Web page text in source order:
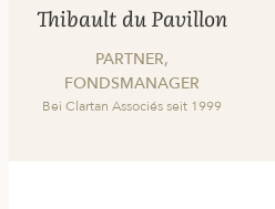
Thibault du Pavillon
PARTNER,
FONDSMANAGER
Bei Clartan Associés seit 1999